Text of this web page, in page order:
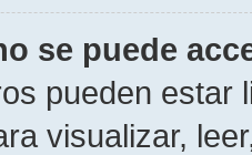
se puede
pueden estar
visualizar,